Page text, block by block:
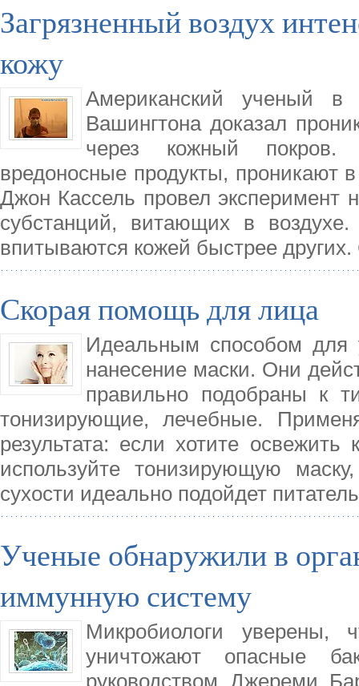
Загрязненный воздух
кожу
Американский ученый в
Вашингтона доказал
через кожный
вредоносные продукты, проникают
Джон Кассель провел эксперимент
субстанций, витающих в
впитываются кожей быстрее
Скорая помощь для лица
Идеальным способом для
нанесение маски. Они
правильно подобраны к
тонизирующие, лечебные.
результата: если хотите
используйте тонизирующую
сухости идеально подойдет
Ученые обнаружили в
иммунную систему
Микробиологи уверены,
уничтожают опасные
руководством Джереми